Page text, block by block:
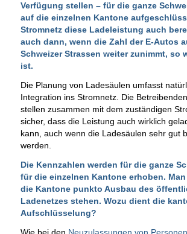
Verfügung stellen – für die ganze
auf die einzelnen Kantone
Stromnetz diese Ladeleistung auch
auch dann, wenn die Zahl der E-Autos
Schweizer Strassen weiter zunimmt, so
ist.
Die Planung von Ladesäulen umfasst
Integration ins Stromnetz. Die
stellen zusammen mit dem zuständigen
sicher, dass die Leistung auch wirklich
kann, auch wenn die Ladesäulen sehr gut
werden.
Die Kennzahlen werden für die ganze
für die einzelnen Kantone erhoben.
die Kantone punkto Ausbau des
Ladenetzes stehen. Wozu dient die
Aufschlüsselung?